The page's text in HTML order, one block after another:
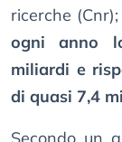
ricerche
ogni anno
miliardi e
di quasi 7,4